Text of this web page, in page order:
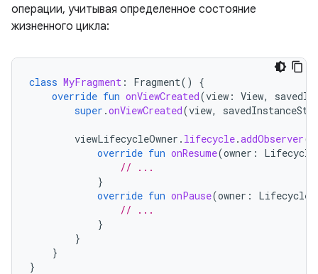
операции, учитывая определенное состояние
жизненного цикла:
class MyFragment : Fragment()
{
override fun onViewCreated(view : View,
super .onViewCreated(view,
viewLifecycleOwner . lifecycle.addObserver(
override fun onResume(owner :
// ...
}
override fun onPause(owner :
// ...
}
}
}
}